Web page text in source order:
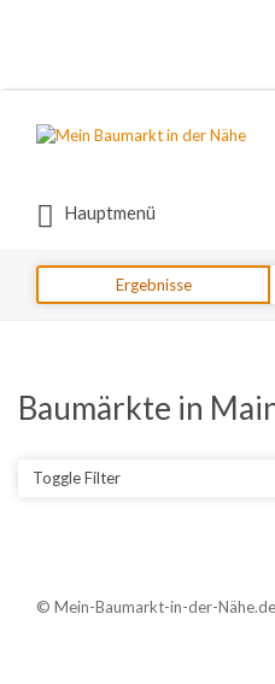
nach:
Hauptmenü
nach:
Ergebnisse
Baumärkte in
Toggle Filter
© Mein-Baumarkt-in-der-